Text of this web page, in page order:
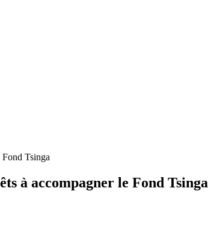
Tsinga
à accompagner le Fond Tsinga